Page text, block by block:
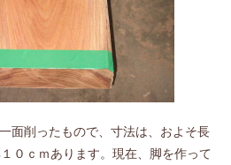
面削ったもので、寸法は、およそ長
０ｃｍあります。現在、脚を作って